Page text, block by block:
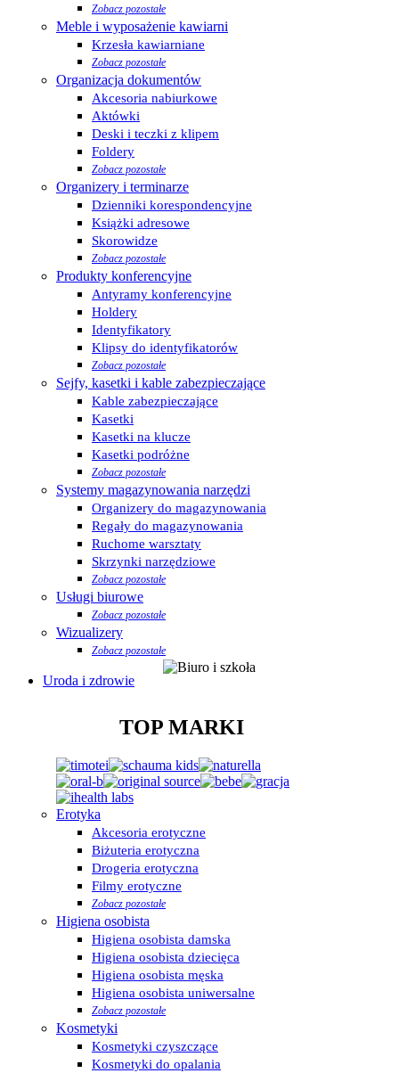
Zobacz pozostałe
Meble i wyposażenie kawiarni
Krzesła kawiarniane
Zobacz pozostałe
Organizacja dokumentów
Akcesoria nabiurkowe
Aktówki
Deski i teczki z klipem
Foldery
Zobacz pozostałe
Organizery i terminarze
Dzienniki korespondencyjne
Książki adresowe
Skorowidze
Zobacz pozostałe
Produkty konferencyjne
Antyramy konferencyjne
Holdery
Identyfikatory
Klipsy do identyfikatorów
Zobacz pozostałe
Sejfy, kasetki i kable zabezpieczające
Kable zabezpieczające
Kasetki
Kasetki na klucze
Kasetki podróżne
Zobacz pozostałe
Systemy magazynowania narzędzi
Organizery do magazynowania
Regały do magazynowania
Ruchome warsztaty
Skrzynki narzędziowe
Zobacz pozostałe
Usługi biurowe
Zobacz pozostałe
Wizualizery
Zobacz pozostałe
Uroda i zdrowie
TOP MARKI
Erotyka
Akcesoria erotyczne
Biżuteria erotyczna
Drogeria erotyczna
Filmy erotyczne
Zobacz pozostałe
Higiena osobista
Higiena osobista damska
Higiena osobista dziecięca
Higiena osobista męska
Higiena osobista uniwersalne
Zobacz pozostałe
Kosmetyki
Kosmetyki czyszczące
Kosmetyki do opalania